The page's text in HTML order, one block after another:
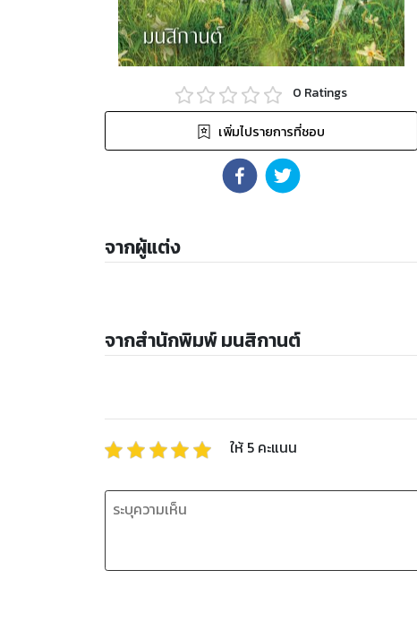
0 Ratings
เพิ่มไปรายการที่ชอบ
จากผู้แต่ง
จากสำนักพิมพ์ มนสิกานต์
ให้ 5 คะแนน